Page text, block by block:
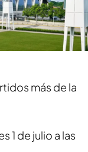
más de la
1 de julio a las